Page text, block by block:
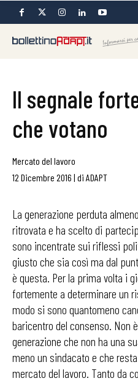
Il segnale
che votano
Mercato del lavoro
12 Dicembre 2016 | di ADAPT
La generazione perduta
ritrovata e ha scelto di
sono incentrate sui riflessi
giusto che sia così ma dal
è questa. Per la prima volta i
fortemente a determinare un
modo si sono quantomeno
baricentro del consenso. Non
generazione che non ha una
meno un sindacato e che
mercato del lavoro. Tanto da